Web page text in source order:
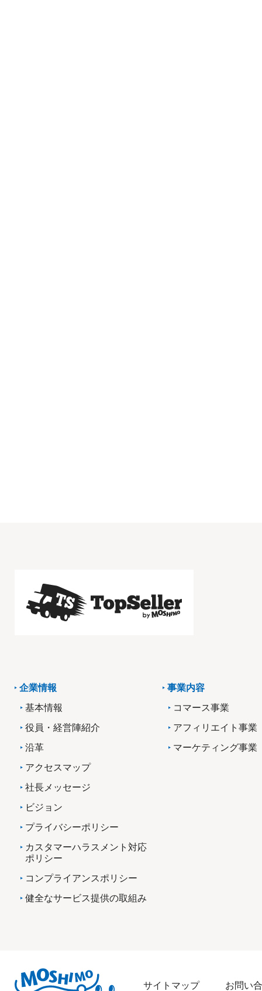
企業情報
基本情報
役員・経営陣紹介
沿革
アクセスマップ
社長メッセージ
ビジョン
プライバシーポリシー
カスタマーハラスメント対応
ポリシー
コンプライアンスポリシー
健全なサービス提供の取組み
事業内容
コマース事業
アフィリエイト事業
マーケティング事業
サイトマップ お問い